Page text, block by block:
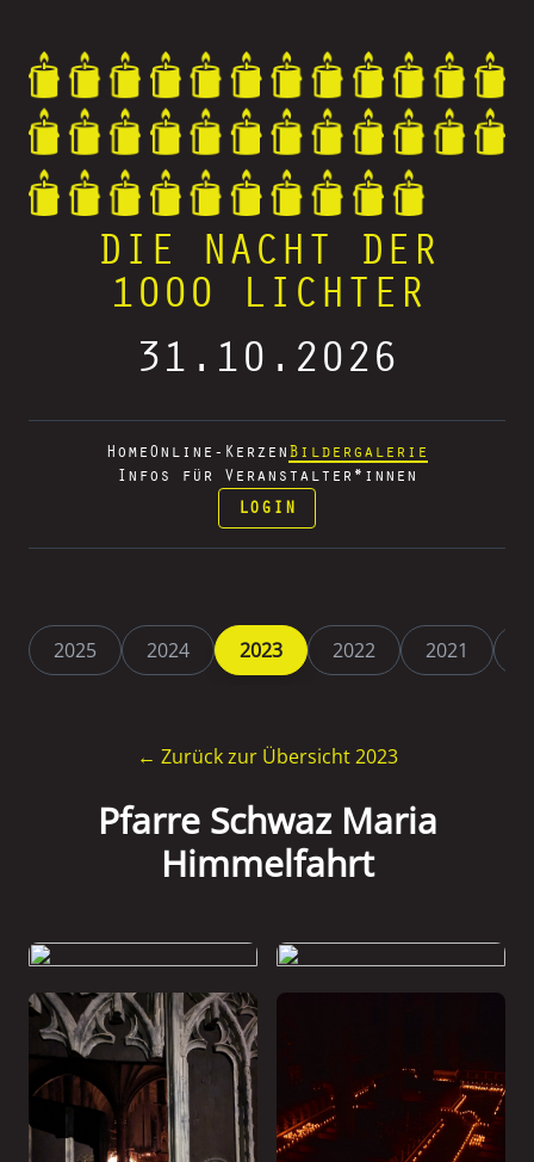
DIE NACHT DER
1000 LICHTER
31.10.2026
Home Online-Kerzen Bildergalerie
Infos für Veranstalter*innen
LOGIN
2025 2024 2023 2022 2021
← Zurück zur Übersicht 2023
Pfarre Schwaz Maria
Himmelfahrt